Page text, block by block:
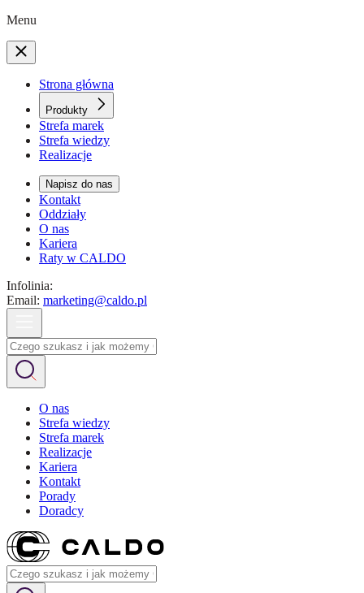
Menu
Strona główna
Produkty
Strefa marek
Strefa wiedzy
Realizacje
Napisz do nas
Kontakt
Oddziały
O nas
Kariera
Raty w CALDO
Infolinia:
Email: marketing@caldo.pl
O nas
Strefa wiedzy
Strefa marek
Realizacje
Kariera
Kontakt
Porady
Doradcy